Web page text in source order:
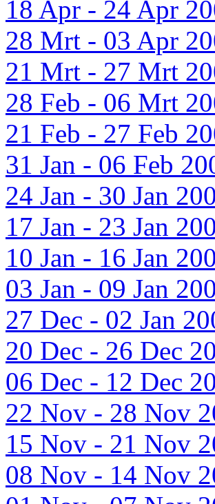
18 Apr - 24 Apr
28 Mrt - 03 Apr
21 Mrt - 27 Mrt
28 Feb - 06 Mrt
21 Feb - 27 Feb
31 Jan - 06 Feb
24 Jan - 30 Jan
17 Jan - 23 Jan
10 Jan - 16 Jan
03 Jan - 09 Jan
27 Dec - 02 Jan
20 Dec - 26 Dec
06 Dec - 12 Dec
22 Nov - 28 Nov
15 Nov - 21 Nov
08 Nov - 14 Nov